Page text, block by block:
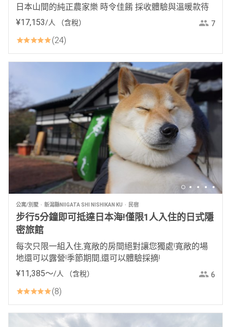
日本山間的純正農家樂 時令佳餚 採收體驗與溫暖款待
¥17,153/人 （含稅） 7
24
公寓/別墅 新潟縣NIIGATA SHI NISHIKAN KU 民宿
步行5分鐘即可抵達日本海!僅限1人入住的日式隱
密旅館
每次只限一組入住,寬敞的房間絕對讓您獨處!寬敞的場
地還可以露營!季節期間,還可以體驗採摘!
¥11,385〜/人 （含稅） 6
8